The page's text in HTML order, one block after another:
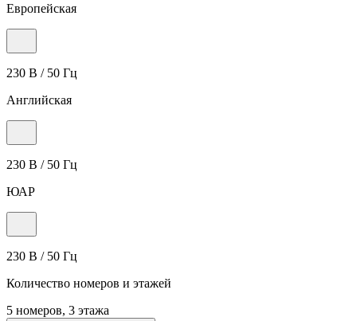
Европейская
230 В / 50 Гц
Английская
230 В / 50 Гц
ЮАР
230 В / 50 Гц
Количество номеров и этажей
5 номеров, 3 этажа